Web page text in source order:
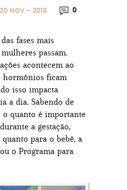
30 NOV - 2018 0
fases mais
passam.
acontecem ao
hormônios ficam
isso impacta
a dia. Sabendo de
o quanto é importante
a gestação,
para o bebê, a
o Programa para